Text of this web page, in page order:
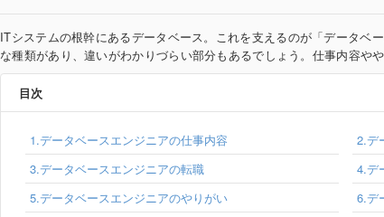
ITシステムの根幹にあるデータベース。これを支えるのが「データベ
な種類があり、違いがわかりづらい部分もあるでしょう。仕事内容や
目次
1.データベースエンジニアの仕事内容
2.デ
3.データベースエンジニアの転職
4.デ
5.データベースエンジニアのやりがい
6.デ